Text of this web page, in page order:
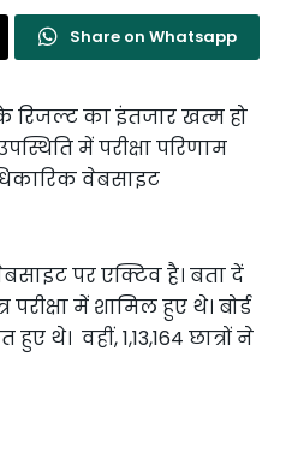
Share on Whatsapp
के रिजल्ट का इंतजार खत्म हो
में परीक्षा परिणाम
वेबसाइट
पर एक्टिव है। बता दें
में शामिल हुए थे। बोर्ड
थे। वहीं, 1,13,164 छात्रों ने